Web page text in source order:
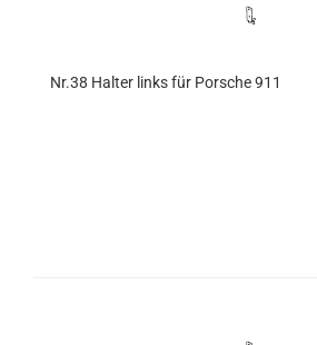
Nr.38 Halter links für Porsche 911